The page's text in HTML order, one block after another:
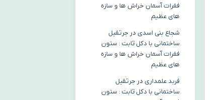
فقرات آسمان خراش ها و سازه
های عظیم
شجاع بنی اسدی در جرثقیل
ساختمانی با دکل ثابت : ستون
فقرات آسمان خراش ها و سازه
های عظیم
فربد علمداری در جرثقیل
ساختمانی با دکل ثابت : ستون